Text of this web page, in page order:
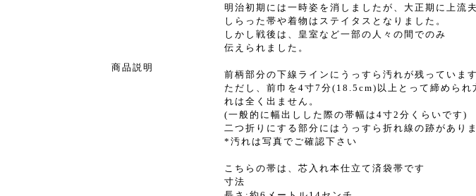
商品説明
明治初期には一時姿を消しましたが、大正期に上流
しらった帯や着物はステイタスとなりました。
しかし戦後は、皇室など一部の人々の間でのみ
伝えられました。
前柄部分の下線ラインにうっすら汚れが残っています
ただし、前巾を4寸7分(18.5cm)以上とって締めら
れは全く出ません。
(一般的に幅出しした際の帯幅は4寸2分くらいです)
二つ折りにする部分にはうっすら折れ線の跡があり
*汚れは写真でご確認下さい
こちらの帯は、芯入れ本仕立て済袋帯です
寸法